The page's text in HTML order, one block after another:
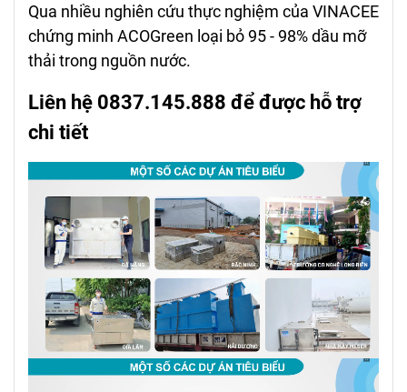
Qua nhiều nghiên cứu thực nghiệm của VINACEE
chứng minh ACOGreen loại bỏ 95 - 98% dầu mỡ
thải trong nguồn nước.
Liên hệ 0837.145.888 để được hỗ trợ
chi tiết